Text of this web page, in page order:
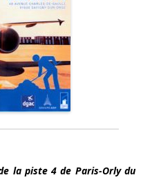
la piste 4 de Paris-Orly du